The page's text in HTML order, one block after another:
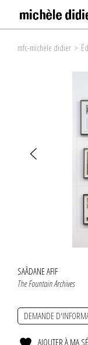
mfc-michèle didier >
SAÂDANE AFIF
The Fountain Archives
DEMANDE
AJOUTER À MA